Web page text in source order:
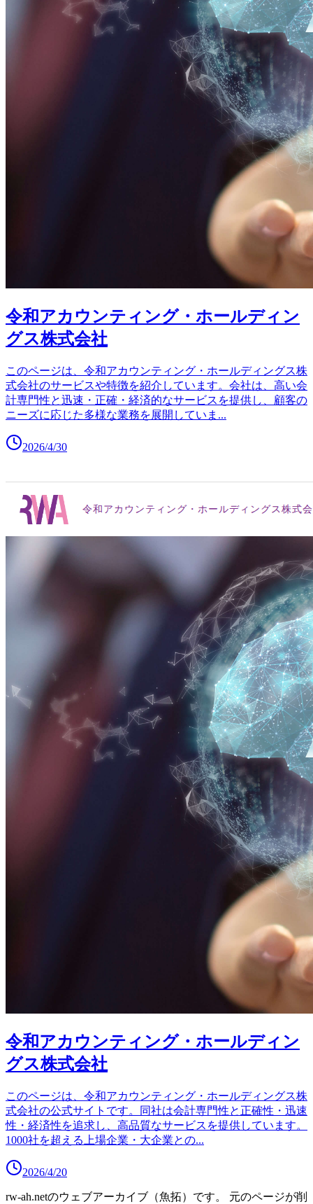
令和アカウンティング・ホールディン
グス株式会社
このページは、令和アカウンティング・ホールディングス株
式会社のサービスや特徴を紹介しています。会社は、高い会
計専門性と迅速・正確・経済的なサービスを提供し、顧客の
ニーズに応じた多様な業務を展開していま ...
2026/4/30
令和アカウンティング・ホールディン
グス株式会社
このページは、令和アカウンティング・ホールディングス株
式会社の公式サイトです。同社は会計専門性と正確性・迅速
性・経済性を追求し、高品質なサービスを提供しています。
1000社を超える上場企業・大企業との...
2026/4/20
rw-ah.netのウェブアーカイブ（魚拓）です。
元のページが削